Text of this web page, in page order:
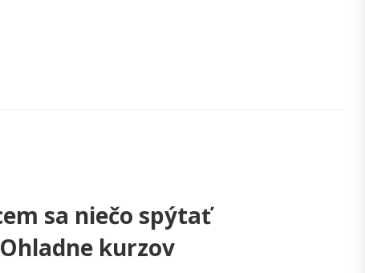
sa niečo spýtať
Ohladne kurzov